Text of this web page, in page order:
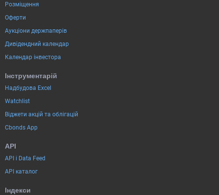
Розміщення
Оферти
Аукціони держпаперів
Дивідендний календар
Календар інвестора
Інструментарій
Надбудова Excel
Watchlist
Віджети акцій та облігацій
Cbonds App
API
API і Data Feed
API каталог
Індекси